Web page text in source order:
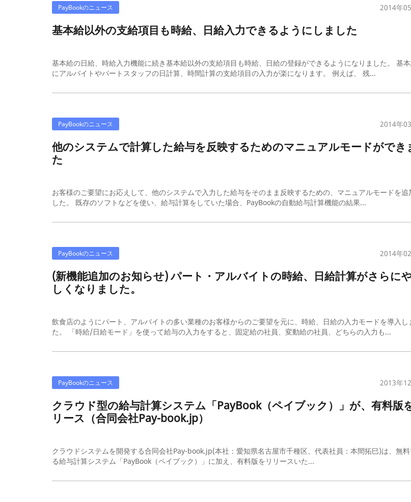
PayBookのニュース 2014年
基本給以外の支給項目も時給、日給入力できるようにしました
基本給の日給、時給入力機能に続き基本給以外の支給項目も時給、日給の登録ができるようになりました。 基
にアルバイトやパートスタッフの日計算、時間計算の支給項目の入力が楽になります。 例えば、 残...
PayBookのニュース 2014年
他のシステムで計算した給与を反映するためのマニュアルモードができ
た
お客様のご要望にお応えして、他のシステムで入力した給与をそのまま反映するための、マニュアルモードを追
した。 既存のソフトなどを使い、給与計算をしていた場合、PayBookの自動給与計算機能の結果...
PayBookのニュース 2014年
(新機能追加のお知らせ) パート・アルバイトの時給、日給計算がさらに
しくなりました。
飲食店のようにパート、アルバイトの多い業種のお客様からのご要望を元に、時給、日給の入力モードを導入し
た。 「時給/日給モード」を使って給与の入力をすると、固定給の社員、変動給の社員、どちらの入力も...
PayBookのニュース 2013年
クラウド型の給与計算システム「PayBook（ペイブック）」が、有料版
リース（合同会社Pay-book.jp）
クラウドシステムを開発する合同会社Pay-book.jp(本社：愛知県名古屋市千種区、代表社員：本間拓巳)は、無料
る給与計算システム「PayBook（ペイブック）」に加え、有料版をリリースいた...